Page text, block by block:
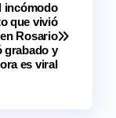
incómodo
que vivió
Rosario
grabado y
es viral